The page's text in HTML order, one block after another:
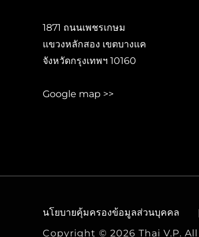
1871 ถนนเพชรเกษม
แขวงหลักสอง เขตบางแค
จังหวัดกรุงเทพฯ 10160
Google map >>
นโยบายคุ้มครองข้อมูลส่วนบุคคล
Copyright © 2026 Thai V.P.